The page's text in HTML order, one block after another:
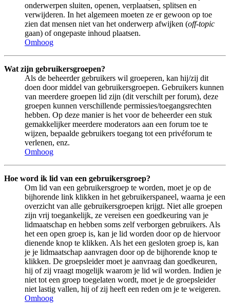
onderwerpen sluiten, openen, verplaatsen, splitsen en
verwijderen. In het algemeen moeten ze er gewoon op toe
zien dat mensen niet van het onderwerp afwijken (off-topic
gaan) of ongepaste inhoud plaatsen.
Omhoog
Wat zijn gebruikersgroepen?
Als de beheerder gebruikers wil groeperen, kan hij/zij dit
doen door middel van gebruikersgroepen. Gebruikers kunnen
van meerdere groepen lid zijn (dit verschilt per forum), deze
groepen kunnen verschillende permissies/toegangsrechten
hebben. Op deze manier is het voor de beheerder een stuk
gemakkelijker meerdere moderators aan een forum toe te
wijzen, bepaalde gebruikers toegang tot een privéforum te
verlenen, enz.
Omhoog
Hoe word ik lid van een gebruikersgroep?
Om lid van een gebruikersgroep te worden, moet je op de
bijhorende link klikken in het gebruikerspaneel, waarna je een
overzicht van alle gebruikersgroepen krijgt. Niet alle groepen
zijn vrij toegankelijk, ze vereisen een goedkeuring van je
lidmaatschap en hebben soms zelf verborgen gebruikers. Als
het een open groep is, kan je lid worden door op de hiervoor
dienende knop te klikken. Als het een gesloten groep is, kan
je je lidmaatschap aanvragen door op de bijhorende knop te
klikken. De groepsleider moet je aanvraag dan goedkeuren,
hij of zij vraagt mogelijk waarom je lid wil worden. Indien je
niet tot een groep toegelaten wordt, moet je de groepsleider
niet lastig vallen, hij of zij heeft een reden om je te weigeren.
Omhoog